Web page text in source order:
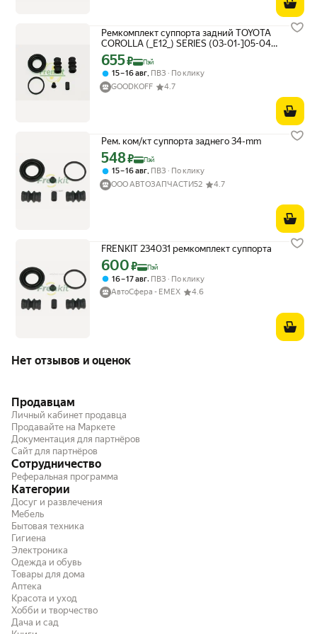
Ремкомплект суппорта задний TOYOTA
COROLLA (_E12_) SERIES (03-01-]05-04)
ALL TYPES 03-01-] FRENKIT 234031
Цена с картой Яндекс Пэй 655 ₽ вместо
655₽ Пэй
15 – 16 авг, ПВЗ
По клику
GOODKOFF
4.7
Рем. ком/кт суппорта заднего 34-mm
Цена с картой Яндекс Пэй 548 ₽ вместо
548₽ Пэй
15 – 16 авг ПВЗ
По клику
ООО АВТОЗАПЧАСТИ52
4.7
FRENKIT 234031 ремкомплект суппорта
Цена с картой Яндекс Пэй 600 ₽ вместо
600₽ Пэй
16 – 17 авг, ПВЗ
По клику
АвтоСфера - ЕМЕХ
4.6
Нет отзывов и оценок
Продавцам
Личный кабинет продавца
Продавайте на Маркете
Документация для партнёров
Сайт для партнёров
Сотрудничество
Реферальная программа
Категории
Досуг и развлечения
Мебель
Бытовая техника
Гигиена
Электроника
Одежда и обувь
Товары для дома
Аптека
Красота и уход
Хобби и творчество
Дача и сад